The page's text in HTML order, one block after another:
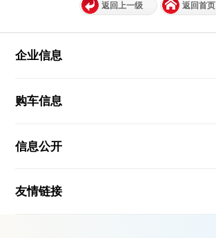
返回上一级 返回首页
企业信息
购车信息
信息公开
友情链接